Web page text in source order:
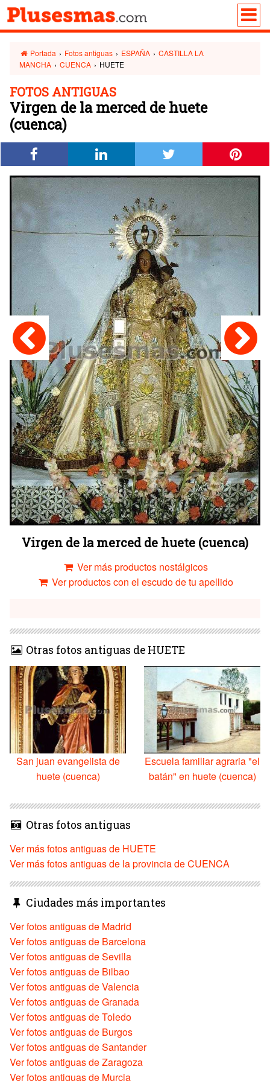
Portada › Fotos antiguas › ESPAÑA › CASTILLA LA
MANCHA › CUENCA › HUETE
FOTOS ANTIGUAS
Virgen de la merced de huete
(cuenca)
Virgen de la merced de huete (cuenca)
Ver más productos nostálgicos
Ver productos con el escudo de tu apellido
Otras fotos antiguas de HUETE
San juan evangelista de
huete (cuenca)
Escuela familiar agraria "el
batán" en huete (cuenca)
Otras fotos antiguas
Ver más fotos antiguas de HUETE
Ver más fotos antiguas de la provincia de CUENCA
Ciudades más importantes
Ver fotos antiguas de Madrid
Ver fotos antiguas de Barcelona
Ver fotos antiguas de Sevilla
Ver fotos antiguas de Bilbao
Ver fotos antiguas de Valencia
Ver fotos antiguas de Granada
Ver fotos antiguas de Toledo
Ver fotos antiguas de Burgos
Ver fotos antiguas de Santander
Ver fotos antiguas de Zaragoza
Ver fotos antiguas de Murcia